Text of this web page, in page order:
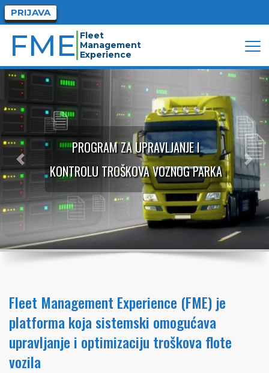
PRIJAVA
FME Fleet
Management
Experience
Previous
Fleet Management Experience (FME) je
platforma koja sistemski omogućava
upravljanje i optimizaciju troškova flote
vozila